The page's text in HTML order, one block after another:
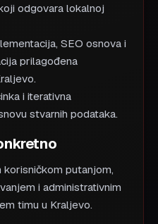
odgovara lokalnoj
SEO osnova i
prilagođena
i iterativna
stvarnih podataka.
putanjom,
i administrativnim
timu u Kraljevo.